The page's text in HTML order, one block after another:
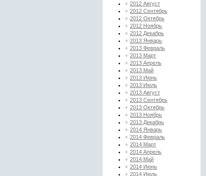
2012 Август
2012 Сентябрь
2012 Октябрь
2012 Ноябрь
2012 Декабрь
2013 Январь
2013 Февраль
2013 Март
2013 Апрель
2013 Май
2013 Июнь
2013 Июль
2013 Август
2013 Сентябрь
2013 Октябрь
2013 Ноябрь
2013 Декабрь
2014 Январь
2014 Февраль
2014 Март
2014 Апрель
2014 Май
2014 Июнь
2014 Июль